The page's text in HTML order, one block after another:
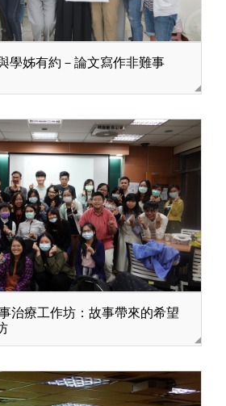
學姊有約－論文寫作非難事
治療工作坊：故事帶來的希望